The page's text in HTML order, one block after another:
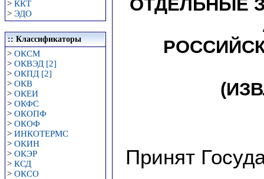
> ККТ
> ЭДО
:: Классификаторы
> ОКСМ
> ОКВЭД [2]
> ОКПД [2]
> ОКВ
> ОКЕИ
> ОКФС
> ОКОПФ
> ОКОФ
> ИНКОТЕРМС
> ОКИН
> ОКЭР
> КСД
> ОКСО
ОТДЕЛЬНЫЕ
Принят